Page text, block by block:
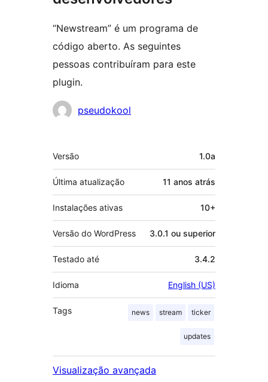
“Newstream” é um programa de
código aberto. As seguintes
pessoas contribuíram para este
plugin.
Colaboradores
pseudokool
Meta
Versão 1.0a
Última atualização 11 anos atrás
Instalações ativas 10+
Versão do WordPress 3.0.1 ou superior
Testado até 3.4.2
Idioma English (US)
Tags news stream ticker
updates
Visualização avançada